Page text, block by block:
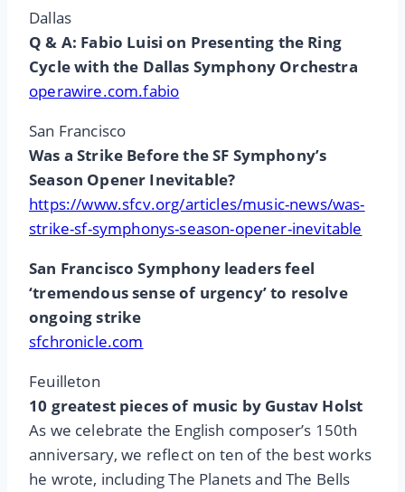
Dallas
Q & A: Fabio Luisi on Presenting the Ring
Cycle with the Dallas Symphony Orchestra
operawire.com.fabio
San Francisco
Was a Strike Before the SF Symphony’s
Season Opener Inevitable?
https://www.sfcv.org/articles/music-news/was-
strike-sf-symphonys-season-opener-inevitable
San Francisco Symphony leaders feel
‘tremendous sense of urgency’ to resolve
ongoing strike
sfchronicle.com
Feuilleton
10 greatest pieces of music by Gustav Holst
As we celebrate the English composer’s 150th
anniversary, we reflect on ten of the best works
he wrote, including The Planets and The Bells